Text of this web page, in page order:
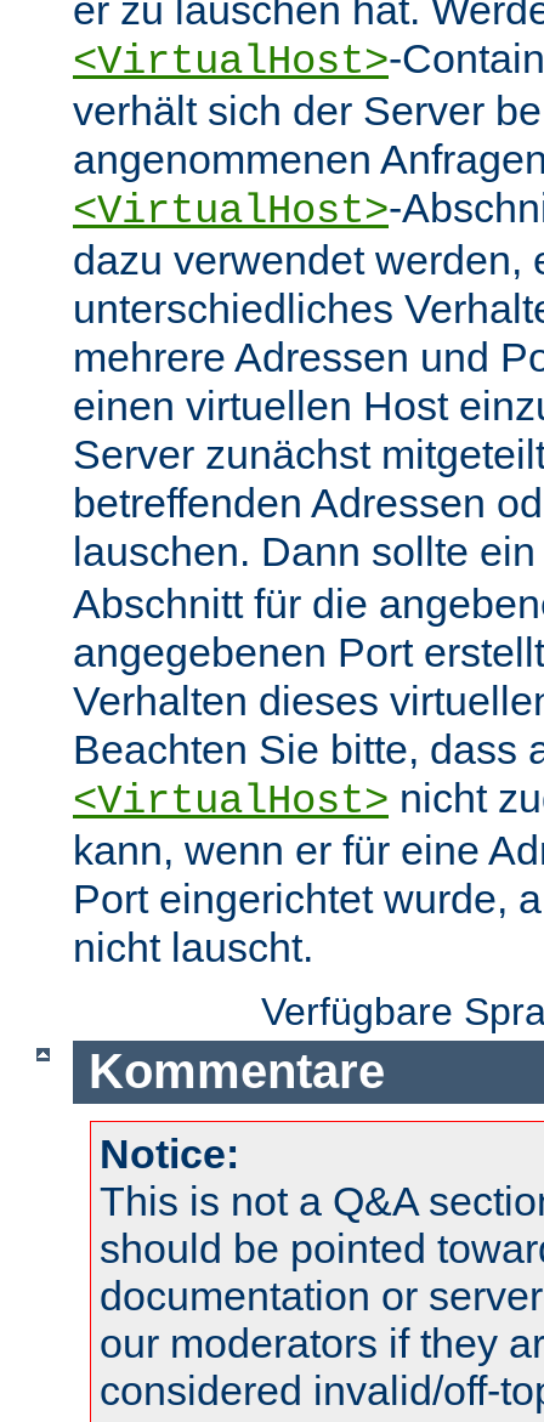
er zu lauschen hat.
<VirtualHost>-
verhält sich der Server
angenommenen
<VirtualHost>-
dazu verwendet werden,
unterschiedliches
mehrere Adressen und
einen virtuellen Host
Server zunächst
betreffenden Adressen
lauschen. Dann sollte
Abschnitt für die
angegebenen Port
Verhalten dieses
Beachten Sie bitte, dass
<VirtualHost> nicht
kann, wenn er für eine
Port eingerichtet wurde,
nicht lauscht.
Verfügbare
Kommentare
Notice:
This is not a Q&A
should be pointed
documentation or
our moderators if they
considered invalid/off-